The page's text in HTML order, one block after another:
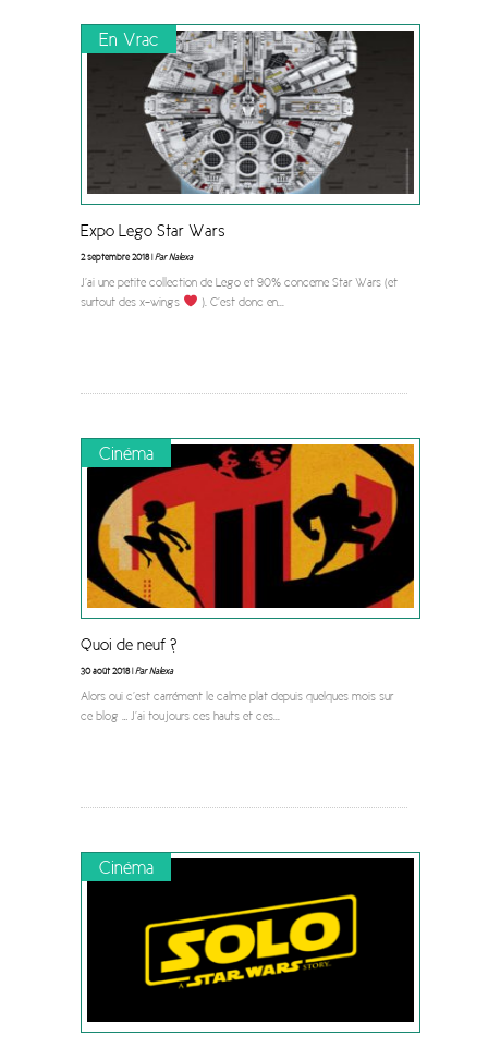
En Vrac
Expo Lego Star Wars
2 septembre 2018 |Par Nalexa
J’ai une petite collection de Lego et 90% concerne Star Wars (et
surtout des x-wings
). C’est donc en...
Cinéma
Quoi de neuf ?
30 août 2018 |Par Nalexa
Alors oui c’est carrément le calme plat depuis quelques mois sur
ce blog … J’ai toujours ces hauts et ces...
Cinéma